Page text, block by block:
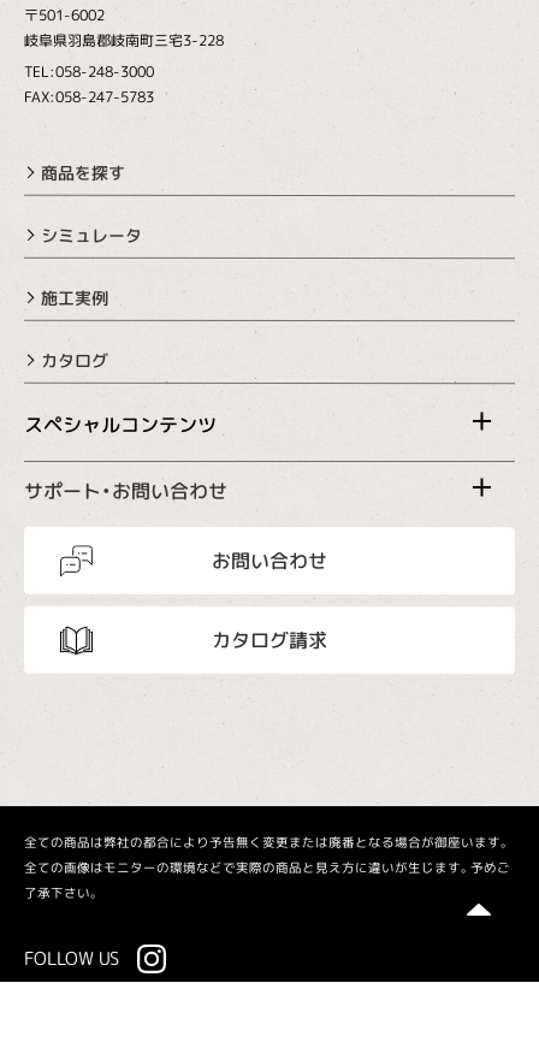
〒501-6002
岐阜県羽島郡岐南町三宅3-228
TEL:058-248-3000
FAX:058-247-5783
商品を探す
シミュレータ
施工実例
カタログ
スペシャルコンテンツ
サポート・お問い合わせ
お問い合わせ
カタログ請求
全ての商品は弊社の都合により予告無く変更または廃番となる場合が御座います。
全ての画像はモニターの環境などで実際の商品と見え方に違いが生じます。予めご
了承下さい。
FOLLOW US